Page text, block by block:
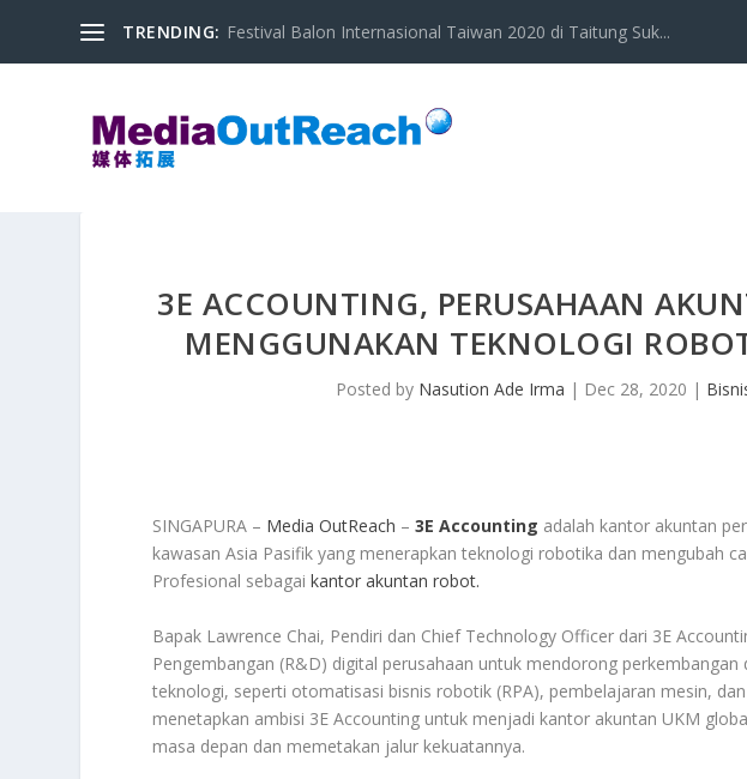
TRENDING: Festival Balon Internasional Taiwan 2020 di Taitung Suk...
3E ACCOUNTING, PERUSAHAAN
MENGGUNAKAN TEKNOLOGI
Posted by Nasution Ade Irma | Dec 28, 2020 |
SINGAPURA – Media OutReach –3E Accounting adalah kantor akuntan
kawasan Asia Pasifik yang menerapkan teknologi robotika dan mengubah
Profesional sebagaikantor akuntan robot.
Bapak Lawrence Chai, Pendiri dan Chief Technology Officer dari 3E
Pengembangan (R&D) digital perusahaan untuk mendorong
teknologi, seperti otomatisasi bisnis robotik (RPA), pembelajaran mesin,
menetapkan ambisi 3E Accounting untuk menjadi kantor akuntan UKM
masa depan dan memetakan jalur kekuatannya.